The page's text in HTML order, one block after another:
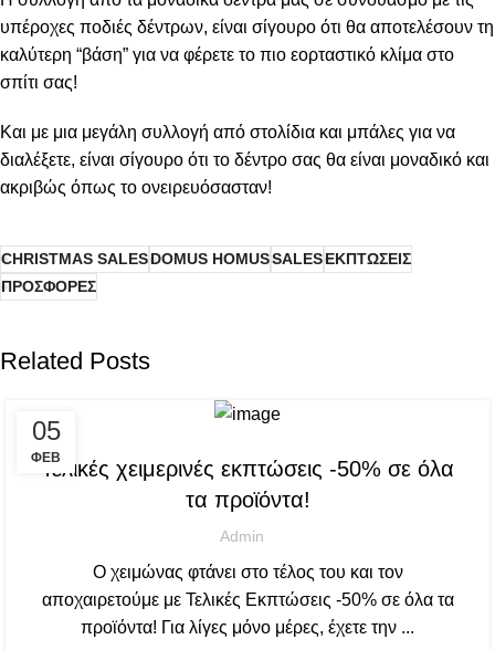
υπέροχες ποδιές δέντρων, είναι σίγουρο ότι θα αποτελέσουν τη
καλύτερη “βάση” για να φέρετε το πιο εορταστικό κλίμα στο
σπίτι σας!
Και με μια μεγάλη συλλογή από στολίδια και μπάλες για να
διαλέξετε, είναι σίγουρο ότι το δέντρο σας θα είναι μοναδικό και
ακριβώς όπως το ονειρευόσασταν!
CHRISTMAS SALESDOMUS HOMUSSALESΕΚΠΤΩΣΕΙΣ
ΠΡΟΣΦΟΡΕΣ
Related Posts
05
ΦΕΒ
ΝΕΑ & ΑΝΑΚΟΙΝΩΣΕΙΣ
Τελικές χειμερινές εκπτώσεις -50% σε όλα
τα προϊόντα!
Admin
Ο χειμώνας φτάνει στο τέλος του και τον
αποχαιρετούμε με Τελικές Εκπτώσεις -50% σε όλα τα
προϊόντα! Για λίγες μόνο μέρες, έχετε την ...